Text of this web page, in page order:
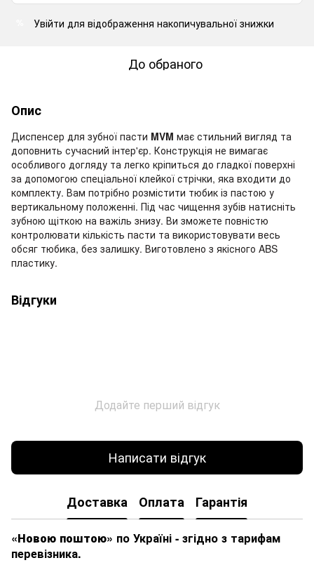
Увійти для відображення накопичувальної знижки
До обраного
Опис
Диспенсер для зубної пасти MVM має стильний вигляд та
доповнить сучасний інтер'єр. Конструкція не вимагає
особливого догляду та легко кріпиться до гладкої поверхні
за допомогою спеціальної клейкої стрічки, яка входити до
комплекту. Вам потрібно розмістити тюбик із пастою у
вертикальному положенні. Під час чищення зубів натисніть
зубною щіткою на важіль знизу. Ви зможете повністю
контролювати кількість пасти та використовувати весь
обсяг тюбика, без залишку. Виготовлено з якісного ABS
пластику.
Відгуки
Додайте перший відгук
Написати відгук
Доставка Оплата Гарантія
«Новою поштою» по Україні - згідно з тарифам
перевізника.